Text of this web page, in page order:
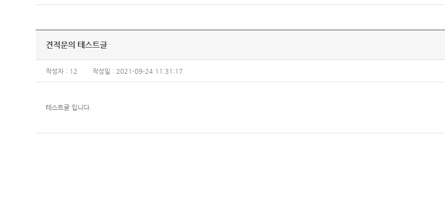
견적문의 테스트글
작성자 : 12 작성일 : 2021-09-24 11:31:17
테스트글 입니다.